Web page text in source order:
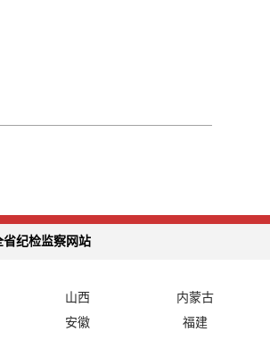
省纪检监察网站
山西
内蒙古
安徽
福建